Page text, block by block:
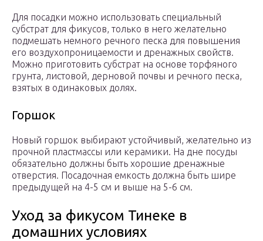
Для посадки можно использовать специальный
субстрат для фикусов, только в него желательно
подмешать немного речного песка для повышения
его воздухопроницаемости и дренажных свойств.
Можно приготовить субстрат на основе торфяного
грунта, листовой, дерновой почвы и речного песка,
взятых в одинаковых долях.
Горшок
Новый горшок выбирают устойчивый, желательно из
прочной пластмассы или керамики. На дне посуды
обязательно должны быть хорошие дренажные
отверстия. Посадочная емкость должна быть шире
предыдущей на 4-5 см и выше на 5-6 см.
Уход за фикусом Тинеке в
домашних условиях